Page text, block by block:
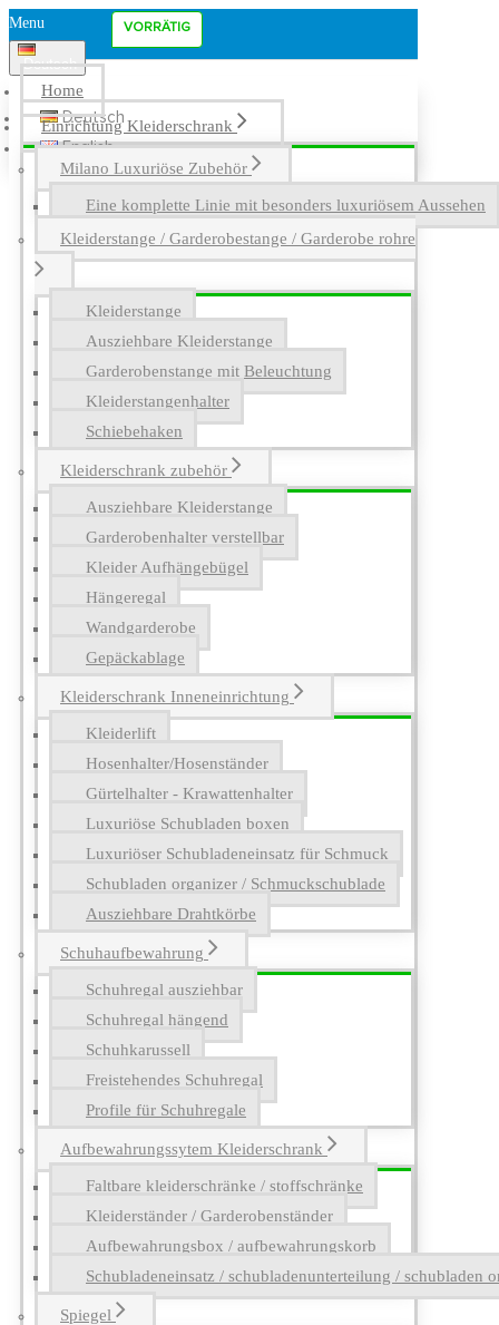
Menu
Deutsch
Deutsch
English
Home
Einrichtung Kleiderschrank
Milano Luxuriöse Zubehör
Eine komplette Linie mit besonders luxuriösem Aussehen
Kleiderstange / Garderobestange / Garderobe rohre
Kleiderstange
Ausziehbare Kleiderstange
Garderobenstange mit Beleuchtung
Kleiderstangenhalter
Schiebehaken
Kleiderschrank zubehör
Ausziehbare Kleiderstange
Garderobenhalter verstellbar
Kleider Aufhängebügel
Hängeregal
Wandgarderobe
Gepäckablage
Kleiderschrank Inneneinrichtung
Kleiderlift
Hosenhalter/Hosenständer
Gürtelhalter - Krawattenhalter
Luxuriöse Schubladen boxen
Luxuriöser Schubladeneinsatz für Schmuck
Schubladen organizer / Schmuckschublade
Ausziehbare Drahtkörbe
Schuhaufbewahrung
Schuhregal ausziehbar
Schuhregal hängend
Schuhkarussell
Freistehendes Schuhregal
Profile für Schuhregale
Aufbewahrungssytem Kleiderschrank
Faltbare kleiderschränke / stoffschränke
Kleiderständer / Garderobenständer
Aufbewahrungsbox / aufbewahrungskorb
Schubladeneinsatz / schubladenunterteilung / schubladen
Spiegel
VORRÄTIG